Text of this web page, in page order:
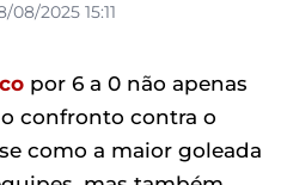
2025 15:11
por 6 a 0 não apenas
confronto contra o
como a maior goleada